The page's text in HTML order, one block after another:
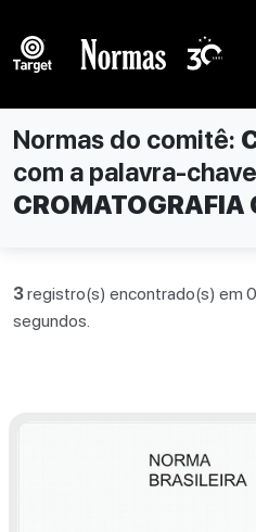
Normas do comitê:
com a palavra-
CROMATOGRAFIA
3registro(s) encontrado(s) em
segundos.